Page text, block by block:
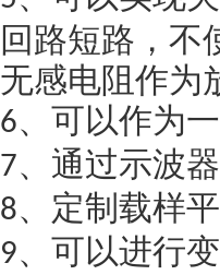
回路短路，不
无感电阻作为
6、可以作为
7、通过示波
8、定制载样
9、可以进行